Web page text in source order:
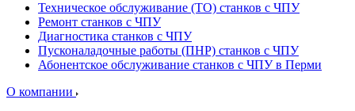
Техническое обслуживание (ТО) станков с ЧПУ
Ремонт станков с ЧПУ
Диагностика станков с ЧПУ
Пусконаладочные работы (ПНР) станков с ЧПУ
Абонентское обслуживание станков с ЧПУ в Перми
О компании